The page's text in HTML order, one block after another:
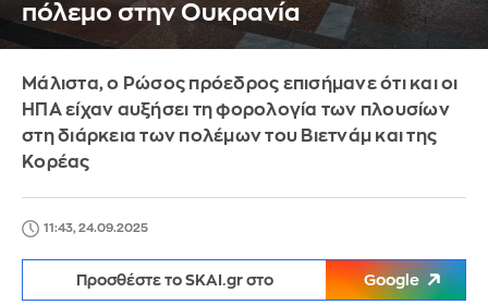
πόλεμο στην Ουκρανία
Μάλιστα, ο Ρώσος πρόεδρος επισήμανε ότι και οι
ΗΠΑ είχαν αυξήσει τη φορολογία των πλουσίων
στη διάρκεια των πολέμων του Βιετνάμ και της
Κορέας
11:43, 24.09.2025
Προσθέστε το SKAI.gr στο Google